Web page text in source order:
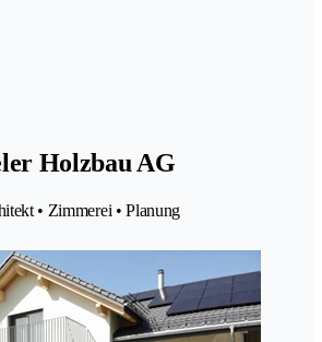
Holzbau AG
• Zimmerei • Planung